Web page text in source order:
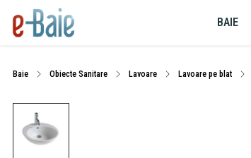
BAIE
Baie Obiecte Sanitare Lavoare Lavoare pe blat